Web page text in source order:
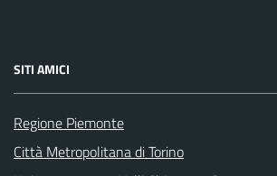
SITI AMICI
Regione Piemonte
Città Metropolitana di Torino